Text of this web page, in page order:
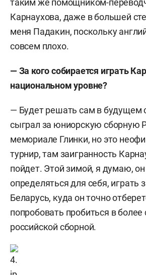
таким же помощником-
Карнаухова, даже в большей
меня Падакин, поскольку
совсем плохо.
— За кого собирается играть
национальном уровне?
— Будет решать сам в будущем
сыграл за юниорскую сборную
мемориале Глинки, но это
турнир, там заигранность
пойдет. Этой зимой, я думаю,
определяться для себя, играть
Беларусь, куда он точно
попробовать пробиться в
российской сборной.